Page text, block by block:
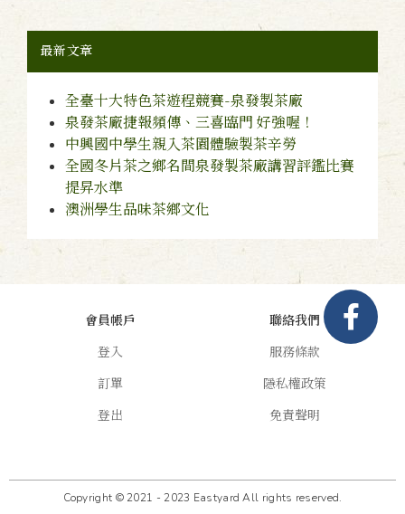
最新文章
全臺十大特色茶遊程競賽-泉發製茶廠
泉發茶廠捷報頻傳、三喜臨門 好強喔！
中興國中學生親入茶園體驗製茶辛勞
全國冬片茶之鄉名間泉發製茶廠講習評鑑比賽
提昇水準
澳洲學生品味茶鄉文化
會員帳戶
登入
訂單
登出
聯絡我們
服務條款
隱私權政策
免責聲明
Copyright © 2021 - 2023 Eastyard All rights reserved.